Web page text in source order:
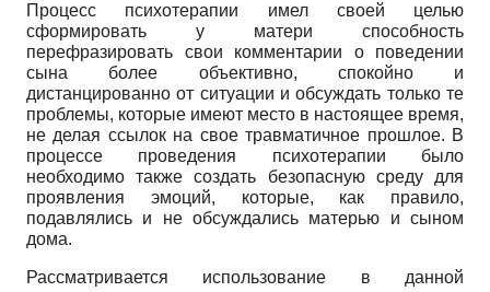
Процесс психотерапии имел своей целью
сформировать у матери способность
перефразировать свои комментарии о поведении
сына более объективно, спокойно и
дистанцированно от ситуации и обсуждать только те
проблемы, которые имеют место в настоящее время,
не делая ссылок на свое травматичное прошлое. В
процессе проведения психотерапии было
необходимо также создать безопасную среду для
проявления эмоций, которые, как правило,
подавлялись и не обсуждались матерью и сыном
дома.
Рассматривается использование в данной